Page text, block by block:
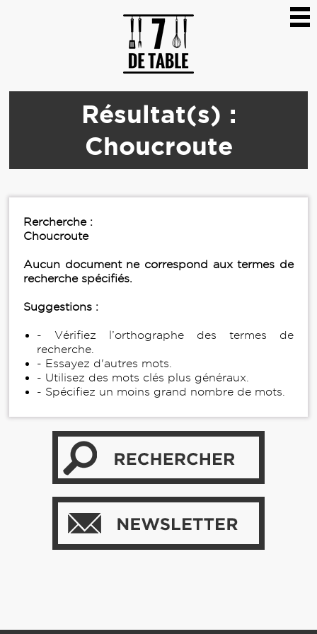
Résultat(s) :
Choucroute
Rercherche :
Choucroute
Aucun document ne correspond aux termes de
recherche spécifiés.
Suggestions :
- Vérifiez l’orthographe des termes de
recherche.
- Essayez d'autres mots.
- Utilisez des mots clés plus généraux.
- Spécifiez un moins grand nombre de mots.